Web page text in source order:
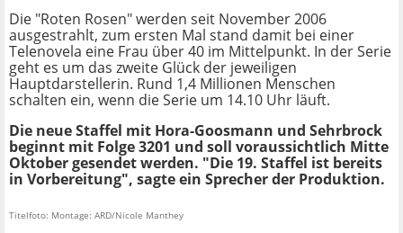
Die "Roten Rosen" werden seit November 2006
ausgestrahlt, zum ersten Mal stand damit bei einer
Telenovela eine Frau über 40 im Mittelpunkt. In der Serie
geht es um das zweite Glück der jeweiligen
Hauptdarstellerin. Rund 1,4 Millionen Menschen
schalten ein, wenn die Serie um 14.10 Uhr läuft.
Die neue Staffel mit Hora-Goosmann und Sehrbrock
beginnt mit Folge 3201 und soll voraussichtlich Mitte
Oktober gesendet werden. "Die 19. Staffel ist bereits
in Vorbereitung", sagte ein Sprecher der Produktion.
Titelfoto: Montage: ARD/Nicole Manthey